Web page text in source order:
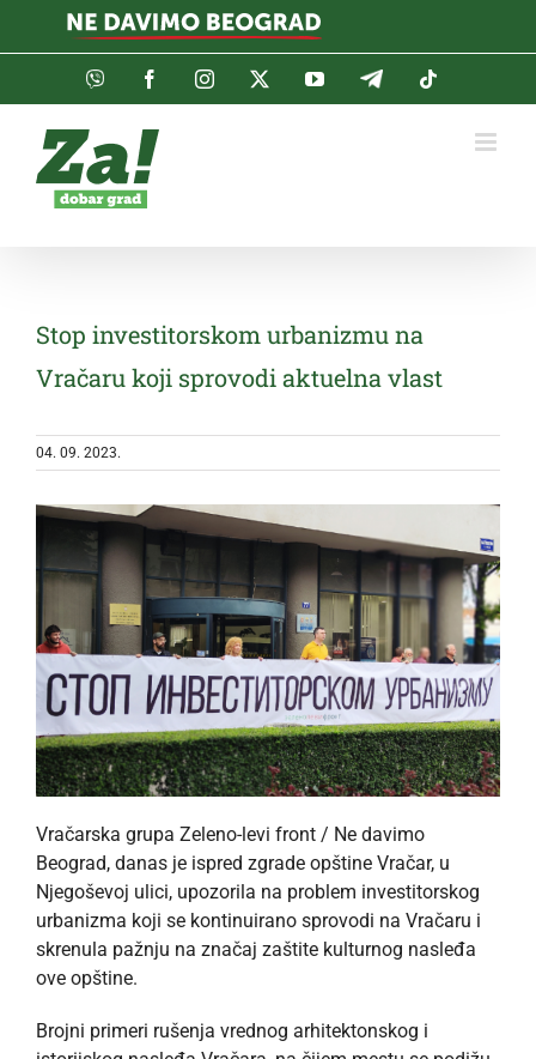
Viber FacebookInstagramTwitterYouTubeTelegram
Stop investitorskom urbanizmu na
Vračaru koji sprovodi aktuelna vlast
04. 09. 2023.
Vračarska grupa Zeleno-levi front / Ne davimo
Beograd, danas je ispred zgrade opštine Vračar, u
Njegoševoj ulici, upozorila na problem investitorskog
urbanizma koji se kontinuirano sprovodi na Vračaru i
skrenula pažnju na značaj zaštite kulturnog nasleđa
ove opštine.
Brojni primeri rušenja vrednog arhitektonskog i